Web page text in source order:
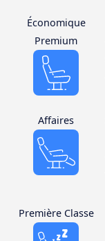
Économique
Premium
Affaires
Première Classe